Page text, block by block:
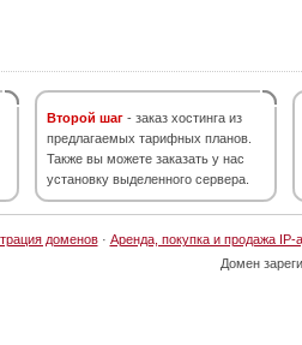
Второй шаг - заказ хостинга из
предлагаемых тарифных планов.
Также вы можете заказать у нас
установку выделенного сервера.
доменов· Аренда, покупка и продажа IP-
Домен